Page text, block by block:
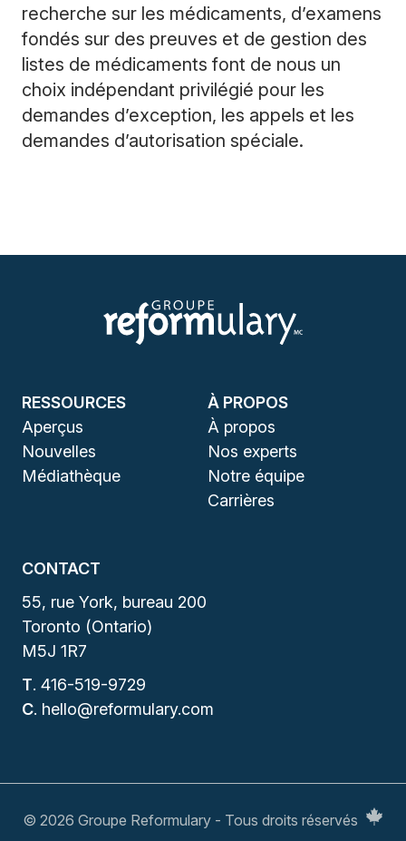
recherche sur les médicaments, d’examens
fondés sur des preuves et de gestion des
listes de médicaments font de nous un
choix indépendant privilégié pour les
demandes d’exception, les appels et les
demandes d’autorisation spéciale.
RESSOURCES
Aperçus
Nouvelles
Médiathèque
À PROPOS
À propos
Nos experts
Notre équipe
Carrières
CONTACT
55, rue York, bureau 200
Toronto (Ontario)
M5J 1R7
T. 416-519-9729
C. hello@reformulary.com
© 2026 Groupe Reformulary - Tous droits réservés